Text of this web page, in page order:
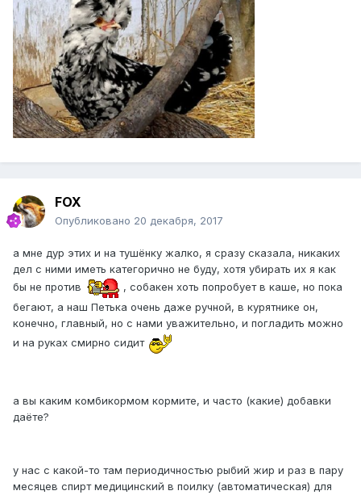
FOX
Опубликовано 20 декабря, 2017
а мне дур этих и на тушёнку жалко, я сразу сказала, никаких
дел с ними иметь категорично не буду, хотя убирать их я как
бы не против
, собакен хоть попробует в каше, но пока
бегают, а наш Петька очень даже ручной, в курятнике он,
конечно, главный, но с нами уважительно, и погладить можно
и на руках смирно сидит
а вы каким комбикормом кормите, и часто (какие) добавки
даёте?
у нас с какой-то там периодичностью рыбий жир и раз в пару
месяцев спирт медицинский в поилку (автоматическая) для